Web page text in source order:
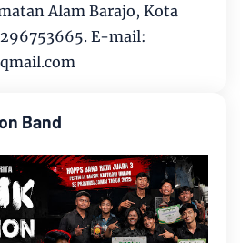
Alam Barajo, Kota
E-mail:
Band